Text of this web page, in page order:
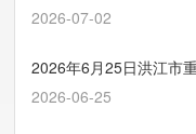
2026-07-02
2026年6月25日洪江市
2026-06-25